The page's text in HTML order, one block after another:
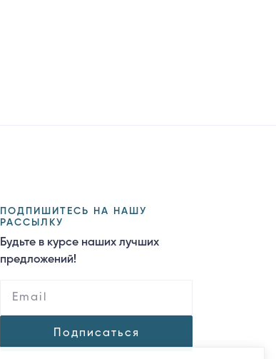
ПОДПИШИТЕСЬ НА НАШУ
РАССЫЛКУ
Будьте в курсе наших лучших
предложений!
Подписаться